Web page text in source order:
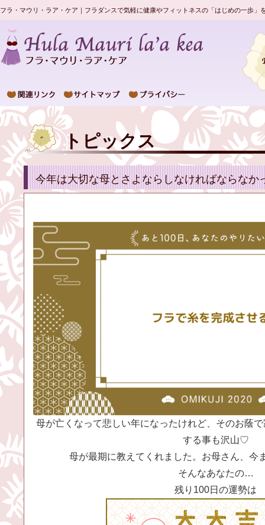
フラ・マウリ・ラア・ケア｜フラダンスで気軽に健康やフィットネスの「はじめの一歩
トピックス
今年は大切な母とさよならしなければならな
母が亡くなって悲しい年になったけれど、そのお蔭
する事も沢山♡
母が最期に教えてくれました。お母さん、今
そんなあなたの…
残り100日の運勢は